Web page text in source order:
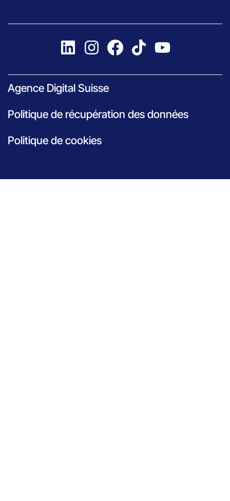
Agence Digital Suisse
Politique de récupération des données
Politique de cookies